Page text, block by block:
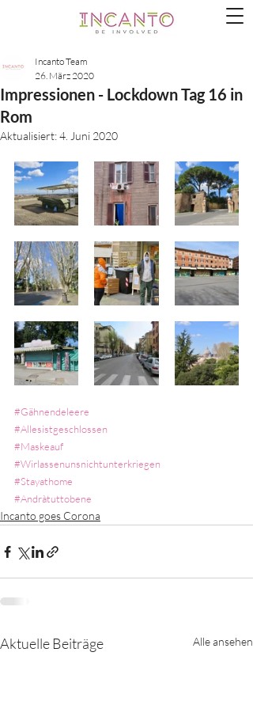
Impressionen - Lockdown Tag 16 in
Rom
Incanto Team
26. März 2020
Aktualisiert:4. Juni 2020
#Gähnendeleere
#Allesistgeschlossen
#Maskeauf
#Wirlassenunsnichtunterkriegen
#Stayathome
#Andràtuttobene
Incanto goes Corona
Aktuelle Beiträge Alle ansehen